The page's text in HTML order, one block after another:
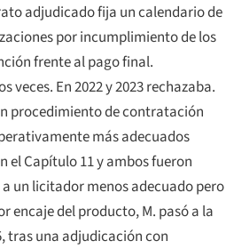
adjudicado fija un calendario de
por incumplimiento de los
frente al pago final.
veces. En 2022 y 2023 rechazaba.
procedimiento de contratación
más adecuados
el Capítulo 11 y ambos fueron
un licitador menos adecuado pero
encaje del producto, M. pasó a la
tras una adjudicación con